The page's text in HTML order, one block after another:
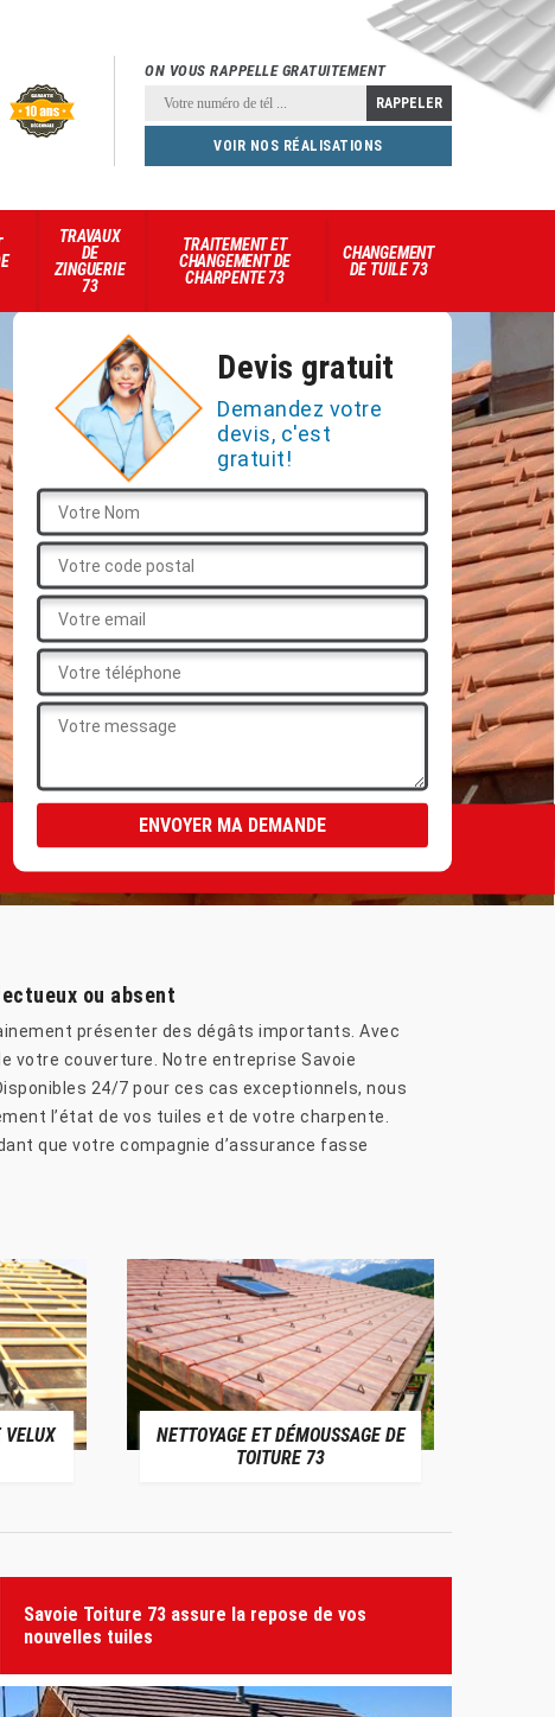
ON VOUS RAPPELLE GRATUITEMENT
VOIR NOS RÉALISATIONS
TRAVAUX
DE
ZINGUERIE
73
TRAITEMENT ET
CHANGEMENT DE
CHARPENTE 73
CHANGEMENT
DE TUILE 73
Devis gratuit
Demandez votre
devis, c'est
gratuit!
ou absent
présenter des dégâts importants. Avec
votre couverture. Notre entreprise Savoie
24/7 pour ces cas exceptionnels, nous
l’état de vos tuiles et de votre charpente.
que votre compagnie d’assurance fasse
VELUX
NETTOYAGE ET DÉMOUSSAGE DE
TOITURE 73
Savoie Toiture 73 assure la repose de vos
nouvelles tuiles